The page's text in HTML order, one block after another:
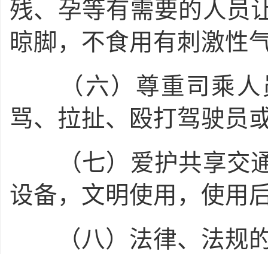
残、孕等有需要的人员
晾脚，不食用有刺激性
（六）尊重司乘人
骂、拉扯、殴打驾驶员
（七）爱护共享交通
设备，文明使用，使用
（八）法律、法规